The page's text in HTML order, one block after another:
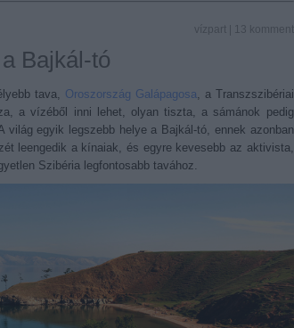
vízpart 13 komment
Bajkál-tó
tava, Oroszország Galápagosa, a Transzszibériai
a vízéből inni lehet, olyan tiszta, a sámánok pedig
egyik legszebb helye a Bajkál-tó, ennek azonban
leengedik a kínaiak, és egyre kevesebb az aktivista,
Szibéria legfontosabb tavához.